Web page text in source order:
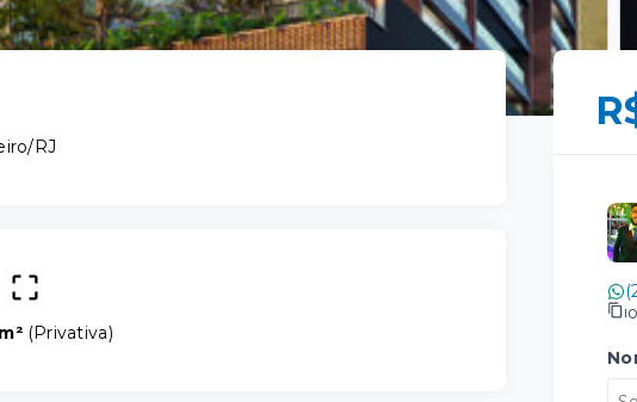
RJ
(Privativa)